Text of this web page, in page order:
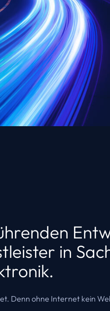
in
Denn ohne Internet kein